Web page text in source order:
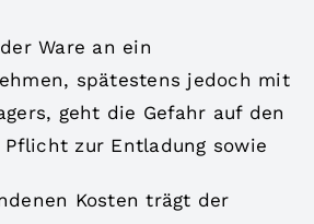
Ware an ein
spätestens jedoch mit
geht die Gefahr auf den
Pflicht zur Entladung sowie
Kosten trägt der